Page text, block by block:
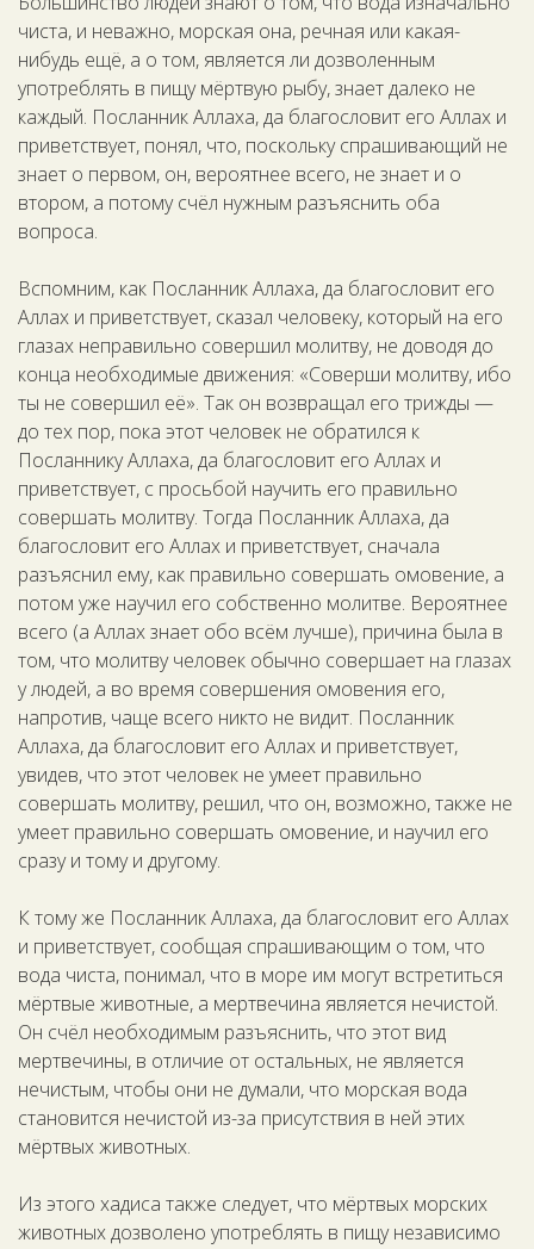
чиста, и неважно, морская она, речная или какая-
нибудь ещё, а о том, является ли дозволенным
употреблять в пищу мёртвую рыбу, знает далеко не
каждый. Посланник Аллаха, да благословит его Аллах и
приветствует, понял, что, поскольку спрашивающий не
знает о первом, он, вероятнее всего, не знает и о
втором, а потому счёл нужным разъяснить оба
вопроса.
Вспомним, как Посланник Аллаха, да благословит его
Аллах и приветствует, сказал человеку, который на его
глазах неправильно совершил молитву, не доводя до
конца необходимые движения: «Соверши молитву, ибо
ты не совершил её». Так он возвращал его трижды —
до тех пор, пока этот человек не обратился к
Посланнику Аллаха, да благословит его Аллах и
приветствует, с просьбой научить его правильно
совершать молитву. Тогда Посланник Аллаха, да
благословит его Аллах и приветствует, сначала
разъяснил ему, как правильно совершать омовение, а
потом уже научил его собственно молитве. Вероятнее
всего (а Аллах знает обо всём лучше), причина была в
том, что молитву человек обычно совершает на глазах
у людей, а во время совершения омовения его,
напротив, чаще всего никто не видит. Посланник
Аллаха, да благословит его Аллах и приветствует,
увидев, что этот человек не умеет правильно
совершать молитву, решил, что он, возможно, также не
умеет правильно совершать омовение, и научил его
сразу и тому и другому.
К тому же Посланник Аллаха, да благословит его Аллах
и приветствует, сообщая спрашивающим о том, что
вода чиста, понимал, что в море им могут встретиться
мёртвые животные, а мертвечина является нечистой.
Он счёл необходимым разъяснить, что этот вид
мертвечины, в отличие от остальных, не является
нечистым, чтобы они не думали, что морская вода
становится нечистой из-за присутствия в ней этих
мёртвых животных.
Из этого хадиса также следует, что мёртвых морских
животных дозволено употреблять в пищу независимо